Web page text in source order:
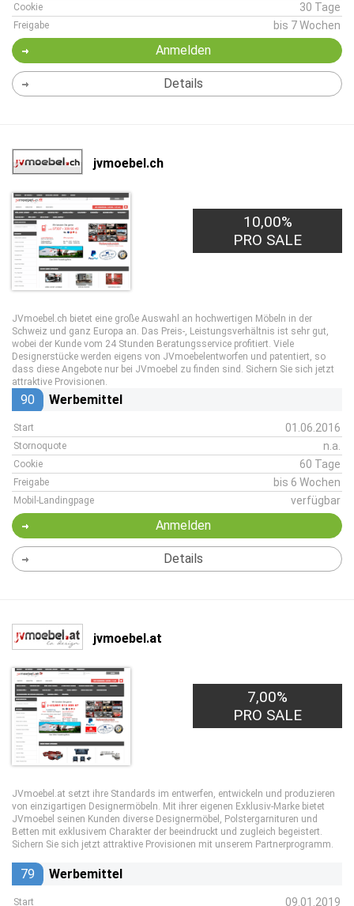
Cookie 30 Tage
Freigabe bis 7 Wochen
Anmelden
Details
jvmoebel.ch
10,00%
PRO SALE
JVmoebel.ch bietet eine große Auswahl an hochwertigen Möbeln in der
Schweiz und ganz Europa an. Das Preis-, Leistungsverhältnis ist sehr gut,
wobei der Kunde vom 24 Stunden Beratungsservice profitiert. Viele
Designerstücke werden eigens von JVmoebelentworfen und patentiert, so
dass diese Angebote nur bei JVmoebel zu finden sind. Sichern Sie sich jetzt
attraktive Provisionen.
90 Werbemittel
Start 01.06.2016
Stornoquote n.a.
Cookie 60 Tage
Freigabe bis 6 Wochen
Mobil-Landingpage verfügbar
Anmelden
Details
jvmoebel.at
7,00%
PRO SALE
JVmoebel.at setzt ihre Standards im entwerfen, entwickeln und produzieren
von einzigartigen Designermöbeln. Mit ihrer eigenen Exklusiv-Marke bietet
JVmoebel seinen Kunden diverse Designermöbel, Polstergarnituren und
Betten mit exklusivem Charakter der beeindruckt und zugleich begeistert.
Sichern Sie sich jetzt attraktive Provisionen mit unserem Partnerprogramm.
79 Werbemittel
Start 09.01.2019